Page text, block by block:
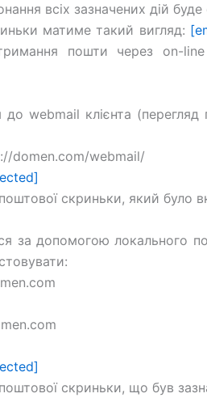
всіх зазначених дій
матиме такий вигляд:
пошти через on-
до webmail клієнта
domen.com/webmail/
скриньки, який було
за допомогою локального
скриньки, що був